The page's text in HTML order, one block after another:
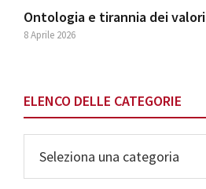
Ontologia e tirannia dei valori
8 Aprile 2026
ELENCO DELLE CATEGORIE
delle
Categorie